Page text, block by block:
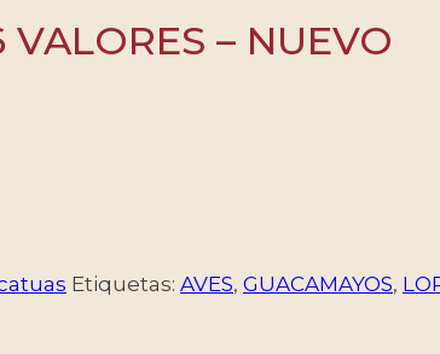
VALORES – NUEVO
Etiquetas: AVES, GUACAMAYOS,